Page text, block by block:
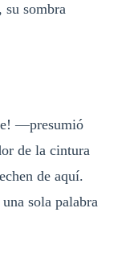
su sombra
—presumió
de la cintura
de aquí.
sola palabra